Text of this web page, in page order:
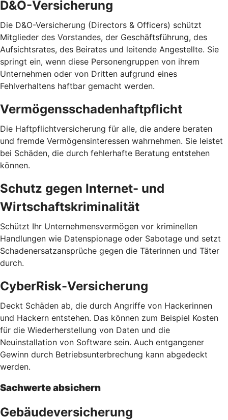
D&O-Versicherung
Die D&O-Versicherung (Directors & Officers) schützt
Mitglieder des Vorstandes, der Geschäftsführung, des
Aufsichtsrates, des Beirates und leitende Angestellte. Sie
springt ein, wenn diese Personengruppen von ihrem
Unternehmen oder von Dritten aufgrund eines
Fehlverhaltens haftbar gemacht werden.
Vermögensschadenhaftpflicht
Die Haftpflichtversicherung für alle, die andere beraten
und fremde Vermögensinteressen wahrnehmen. Sie leistet
bei Schäden, die durch fehlerhafte Beratung entstehen
können.
Schutz gegen Internet- und
Wirtschaftskriminalität
Schützt Ihr Unternehmensvermögen vor kriminellen
Handlungen wie Datenspionage oder Sabotage und setzt
Schadenersatzansprüche gegen die Täterinnen und Täter
durch.
CyberRisk-Versicherung
Deckt Schäden ab, die durch Angriffe von Hackerinnen
und Hackern entstehen. Das können zum Beispiel Kosten
für die Wiederherstellung von Daten und die
Neuinstallation von Software sein. Auch entgangener
Gewinn durch Betriebsunterbrechung kann abgedeckt
werden.
Sachwerte absichern
Gebäudeversicherung